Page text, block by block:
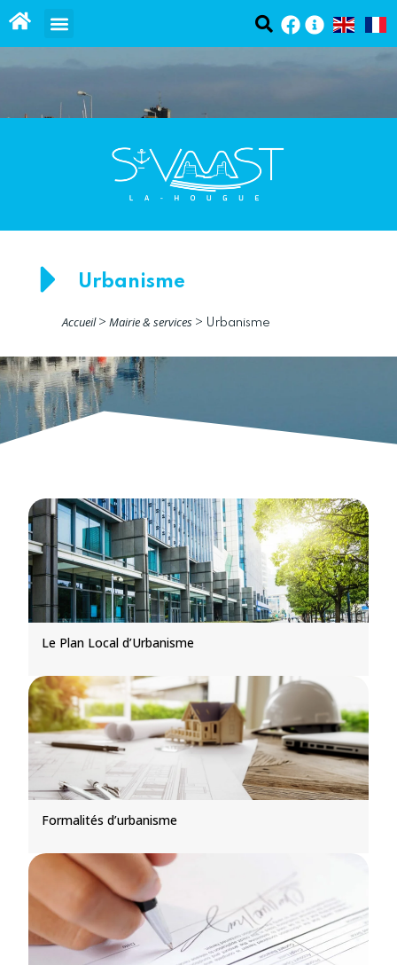
Panneau de gestion des cookies
principal
Urbanisme
Accueil> Mairie & services > Urbanisme
Le Plan Local d’Urbanisme
Formalités d’urbanisme